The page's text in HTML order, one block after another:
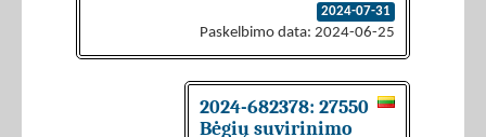
2024-07-31
Paskelbimo data: 2024-06-25
2024-682378: 27550
Bėgių suvirinimo